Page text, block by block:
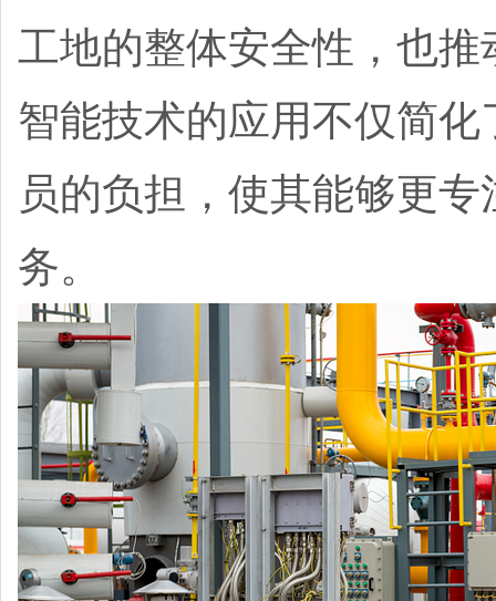
工地的整体安全性，也
智能技术的应用不仅简
员的负担，使其能够更
务。